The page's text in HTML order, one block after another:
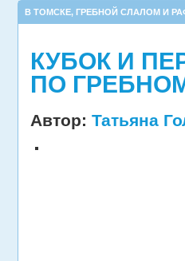
В ТОМСКЕ, ГРЕБНОЙ СЛАЛОМ И
КУБОК И
ПО
Автор: Татьяна